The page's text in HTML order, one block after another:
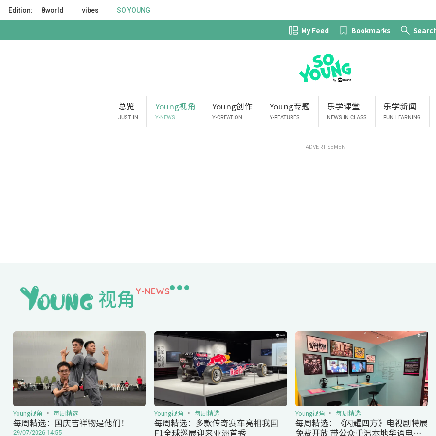
p
Edition: 8world vibes SO YOUNG
My Feed Bookmarks
总览
JUST IN
Young视角
Y-NEWS
Young创作
Y-CREATION
Young专题
Y-FEATURES
乐学课堂
NEWS IN CLASS
乐学新闻
FUN LEARNING
ADVERTISEMENT
视角 Y-NEWS
每周精选：国庆吉祥物是他们！
Young视角 每周精选
29/07/2026 14:55
每周精选：多款传奇赛车亮相我国
F1全球巡展迎来亚洲首秀
Young视角 每周精选
每周精选：《闪耀四方》电视剧特展
免费开放 带公众重温本地华语电视
Young视角 每周精选